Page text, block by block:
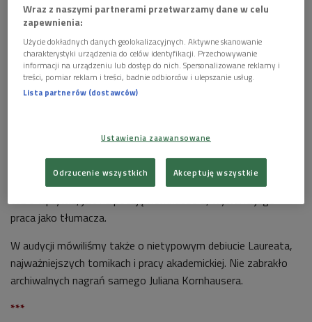
Julian Kornhauser, 2015
Julian Kornhauser jest tegorocznym laureatem Wrocławskiej
Nagrody Poetyckiej Silesius za całokształt twórczości. O jego
dorobku rozmawialiśmy w audycji "Strefa literatury".
drugim obiegu. - W roku 1973 razem z Witem Jaworskim
wiersze odrzucone przez cenzurę - dodawał. Szaruga mówił
też o wpływie, jaki na poezję Kornhausera, wywarła jego
praca jako tłumacza.
W audycji mówiliśmy także o nietypowym debiucie Laureata,
najważniejszych tomikach i pracy akademickiej. Nie zabrakło
archiwalnych nagrań samego Juliana Kornhausera.
***
Wraz z naszymi partnerami przetwarzamy dane w celu
zapewnienia:
Użycie dokładnych danych geolokalizacyjnych. Aktywne skanowanie
charakterystyki urządzenia do celów identyfikacji. Przechowywanie
informacji na urządzeniu lub dostęp do nich. Spersonalizowane reklamy i
treści, pomiar reklam i treści, badnie odbiorców i ulepszanie usług.
Lista partnerów (dostawców)
Ustawienia zaawansowane
Odrzucenie wszystkich Akceptuję wszystkie